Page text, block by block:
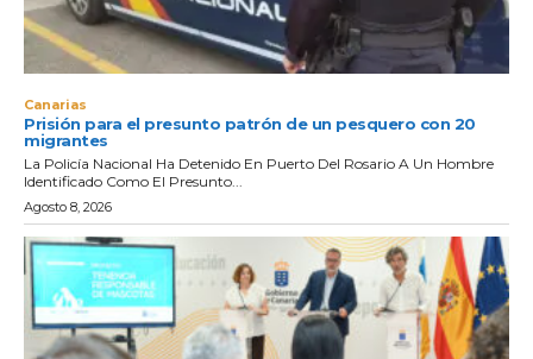
Canarias
Prisión para el presunto patrón de un pesquero con 20
migrantes
La Policía Nacional Ha Detenido En Puerto Del Rosario A Un Hombre
Identificado Como El Presunto...
Agosto 8, 2026